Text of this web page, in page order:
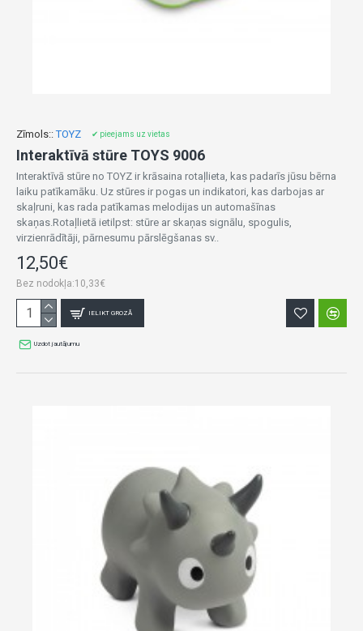
Zīmols:: TOYZ ✔ pieejams uz vietas
Interaktīvā stūre TOYS 9006
Interaktīvā stūre no TOYZ ir krāsaina rotaļlieta, kas padarīs jūsu bērna
laiku patīkamāku. Uz stūres ir pogas un indikatori, kas darbojas ar
skaļruni, kas rada patīkamas melodijas un automašīnas
skaņas.Rotaļlietā ietilpst: stūre ar skaņas signālu, spogulis,
virzienrādītāji, pārnesumu pārslēgšanas sv..
12,50€
Bez nodokļa:10,33€
IELIKT GROZĀ
Uzdot jautājumu